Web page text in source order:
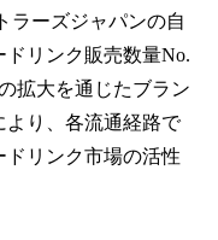
ラーズジャパンの自
リンク販売数量No.
拡大を通じたブラン
より、各流通経路で
リンク市場の活性